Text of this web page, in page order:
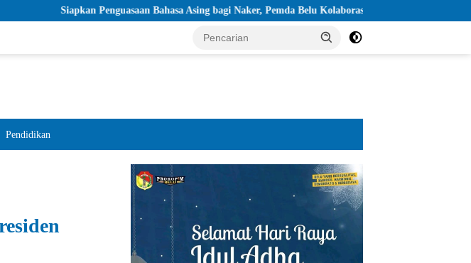
Penguasaan Bahasa Asing bagi Naker, Pemda Belu Kolaborasi dengan Yayasan Cartintes dan Alana
Pendidikan